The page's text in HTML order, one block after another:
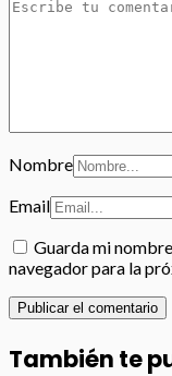
Nombre
Email
Guarda mi
navegador para la
También te